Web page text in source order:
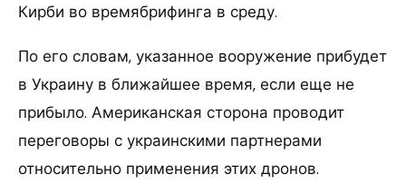
Кирби во времябрифинга в среду.
По его словам, указанное вооружение прибудет
в Украину в ближайшее время, если еще не
прибыло. Американская сторона проводит
переговоры с украинскими партнерами
относительно применения этих дронов.